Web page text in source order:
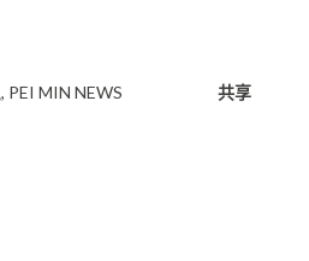
PEI MIN NEWS 共享